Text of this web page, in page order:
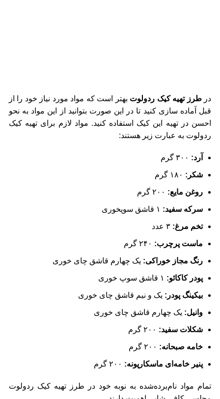
درطرز تهیه کیک ردولوت بهتر است که مواد مورد نیاز خود را از
قبل آماده سازی کنید تا در این صورت بتوانید از این مواد به نحو
احسن در تهیه این کیک استفاده کنید. مواد لازم برای تهیه کیک
ردولوت به عبارت زیر هستند:
آرد:
شکر:
روغن مایع:
سرکه سفید:
تخم مرغ:
ماست پرچرب:
رنگ مجاز خوراکی: یک چهارم قاشق چای خوری
پودر کاکائو:
بیکینگ پودر: یک و نیم قاشق چای خوری
وانیل: یک چهارم قاشق چای خوری
شکلات سفید:
خامه صبحانه:
پنیر خامه‌ای ماسکارپونه:
تمام مواد نام‌برده‌شده به نوبه خود در طرز تهیه کیک ردولوت